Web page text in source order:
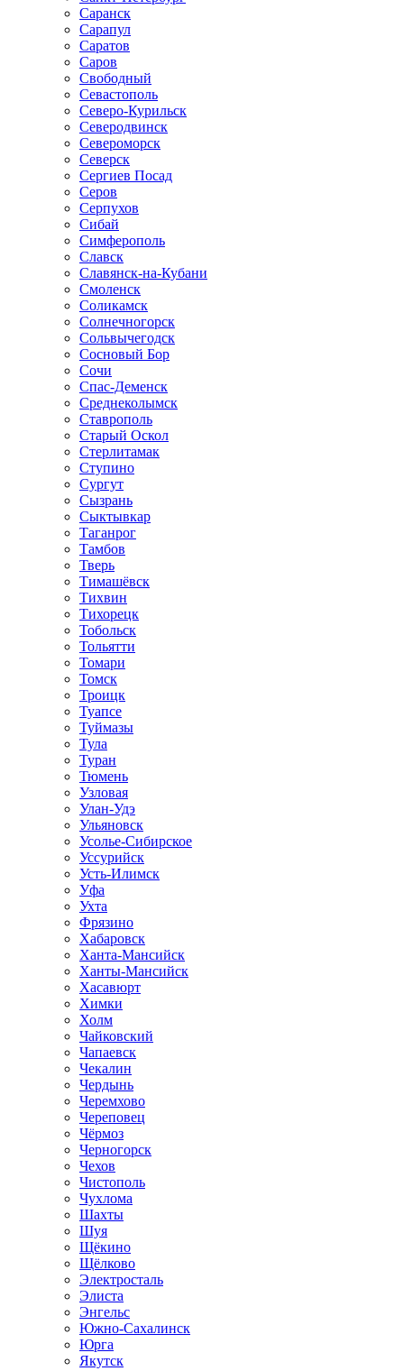
Саранск
Сарапул
Саратов
Саров
Свободный
Севастополь
Северо-Курильск
Северодвинск
Североморск
Северск
Сергиев Посад
Серов
Серпухов
Сибай
Симферополь
Славск
Славянск-на-Кубани
Смоленск
Соликамск
Солнечногорск
Сольвычегодск
Сосновый Бор
Сочи
Спас-Деменск
Среднеколымск
Ставрополь
Старый Оскол
Стерлитамак
Ступино
Сургут
Сызрань
Сыктывкар
Таганрог
Тамбов
Тверь
Тимашёвск
Тихвин
Тихорецк
Тобольск
Тольятти
Томари
Томск
Троицк
Туапсе
Туймазы
Тула
Туран
Тюмень
Узловая
Улан-Удэ
Ульяновск
Усолье-Сибирское
Уссурийск
Усть-Илимск
Уфа
Ухта
Фрязино
Хабаровск
Ханта-Мансийск
Ханты-Мансийск
Хасавюрт
Химки
Холм
Чайковский
Чапаевск
Чекалин
Чердынь
Черемхово
Череповец
Чёрмоз
Черногорск
Чехов
Чистополь
Чухлома
Шахты
Шуя
Щёкино
Щёлково
Электросталь
Элиста
Энгельс
Южно-Сахалинск
Юрга
Якутск